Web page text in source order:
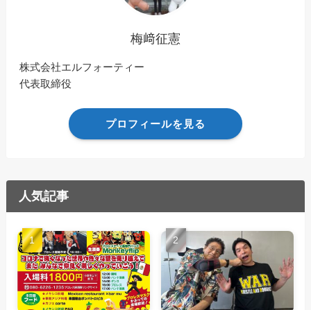
梅﨑征憲
株式会社エルフォーティー
代表取締役
プロフィールを見る
人気記事